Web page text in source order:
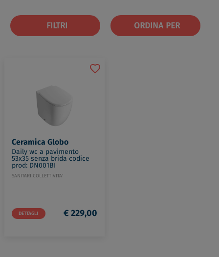
FILTRI ORDINA PER
Ceramica Globo
Daily wc a pavimento
53x35 senza brida codice
prod: DN001BI
SANITARI COLLETTIVITA'
DETTAGLI € 229,00